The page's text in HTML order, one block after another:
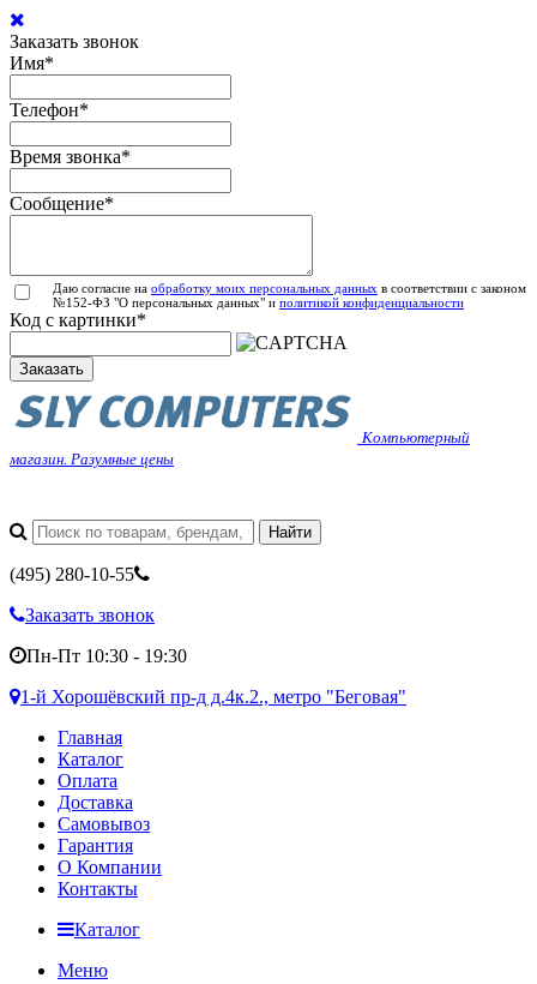
Заказать звонок
Имя*
Телефон*
Время звонка*
Сообщение*
Даю согласие на обработку моих персональных данных в соответствии с законом
№152-ФЗ "О персональных данных" и политикой конфиденциальности
Код с картинки*
Заказать
Компьютерный
магазин. Разумные цены
(495) 280-10-55
Заказать звонок
Пн-Пт 10:30 - 19:30
1-й Хорошёвский пр-д д.4к.2., метро "Беговая"
Главная
Каталог
Оплата
Доставка
Самовывоз
Гарантия
О Компании
Контакты
Каталог
Меню